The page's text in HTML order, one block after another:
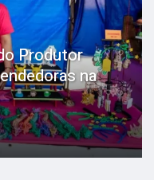
Produtor
na